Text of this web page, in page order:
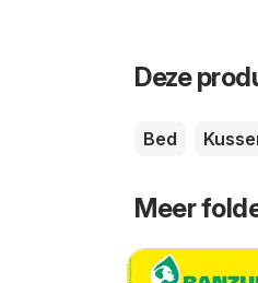
Deze
Bed
Meer